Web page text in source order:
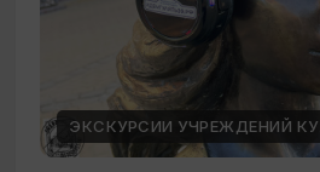
ЭКСКУРСИИ УЧРЕЖДЕНИЙ